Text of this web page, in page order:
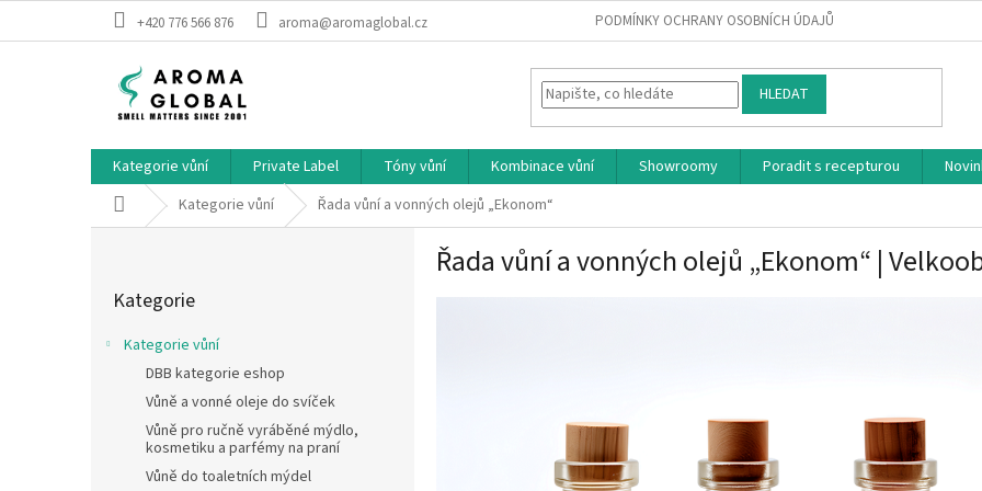
+420 776 566 876 aroma@aromaglobal.cz PODMÍNKY OCHRANY OSOBNÍCH ÚDAJŮ
HLEDAT
Kategorie vůní Private Label Tóny vůní Kombinace vůní Showroomy Poradit s recepturou
Domů Kategorie vůní Řada vůní a vonných olejů „Ekonom“
Kategorie
Kategorie vůní
DBB kategorie eshop
Vůně a vonné oleje do svíček
Vůně pro ručně vyráběné mýdlo,
kosmetiku a parfémy na praní
Vůně do toaletních mýdel
Řada vůní a vonných olejů „Ekonom“ |